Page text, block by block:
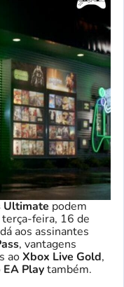
Ultimate podem
feira, 16 de
aos assinantes
, vantagens
aoXbox Live Gold,
EA Playtambém.